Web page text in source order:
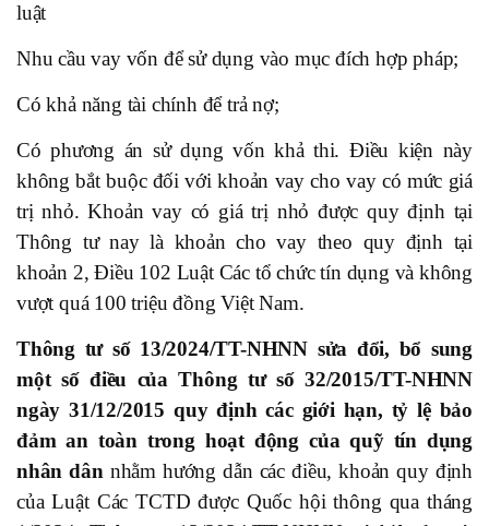
luật
Nhu cầu vay vốn để sử dụng vào mục đích hợp pháp;
Có khả năng tài chính để trả nợ;
Có phương án sử dụng vốn khả thi. Điều kiện này
không bắt buộc đối với khoản vay cho vay có mức giá
trị nhỏ. Khoản vay có giá trị nhỏ được quy định tại
Thông tư nay là khoản cho vay theo quy định tại
khoản 2, Điều 102 Luật Các tổ chức tín dụng và không
vượt quá 100 triệu đồng Việt Nam.
Thông tư số 13/2024/TT-NHNN sửa đổi, bổ sung
một số điều của Thông tư số 32/2015/TT-NHNN
ngày 31/12/2015 quy định các giới hạn, tỷ lệ bảo
đảm an toàn trong hoạt động của quỹ tín dụng
nhân dân nhằm hướng dẫn các điều, khoản quy định
của Luật Các TCTD được Quốc hội thông qua tháng